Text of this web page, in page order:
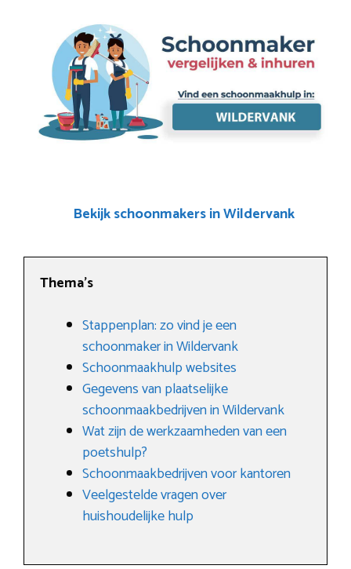
Bekijk schoonmakers in Wildervank
Thema’s
Stappenplan: zo vind je een
schoonmaker in Wildervank
Schoonmaakhulp websites
Gegevens van plaatselijke
schoonmaakbedrijven in Wildervank
Wat zijn de werkzaamheden van een
poetshulp?
Schoonmaakbedrijven voor kantoren
Veelgestelde vragen over
huishoudelijke hulp